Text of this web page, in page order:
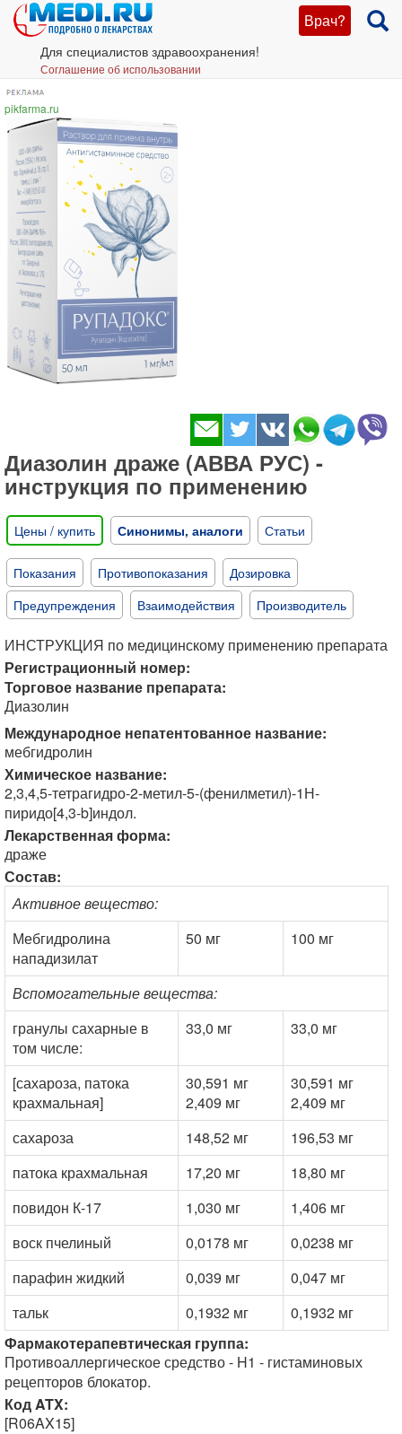
Врач?
Для специалистов здравоохранения!
Соглашение об использовании
pikfarma.ru
Диазолин драже (АВВА РУС) -
инструкция по применению
Цены / купить Синонимы, аналоги Статьи
Показания Противопоказания
Дозировка
Предупреждения
Взаимодействия Производитель
ИНСТРУКЦИЯ по медицинскому применению препарата
Регистрационный номер:
Торговое название препарата:
Диазолин
Международное непатентованное название:
мебгидролин
Химическое название:
2,3,4,5-тетрагидро-2-метил-5-(фенилметил)-1Н-
пиридо[4,3-b]индол.
Лекарственная форма:
драже
Состав:
Активное вещество:
Мебгидролина
нападизилат
50 мг 100 мг
Вспомогательные вещества:
гранулы сахарные в
том числе:
33,0 мг 33,0 мг
[сахароза, патока
крахмальная]
30,591 мг
2,409 мг
30,591 мг
2,409 мг
сахароза
148,52 мг
196,53 мг
патока крахмальная
17,20 мг
18,80 мг
повидон К-17
1,030 мг
1,406 мг
воск пчелиный
0,0178 мг
0,0238 мг
парафин жидкий
0,039 мг
0,047 мг
тальк
0,1932 мг
0,1932 мг
Фармакотерапевтическая группа:
Противоаллергическое средство - H1 - гистаминовых
рецепторов блокатор.
Код ATX:
[R06AX15]